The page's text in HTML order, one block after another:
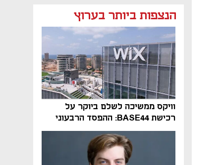
הנצפות ביותר בערוץ
וויקס ממשיכה לשלם ביוקר על
רכישת BASE44: ההפסד הרבעוני
זינק ל-76 מיליון דולר